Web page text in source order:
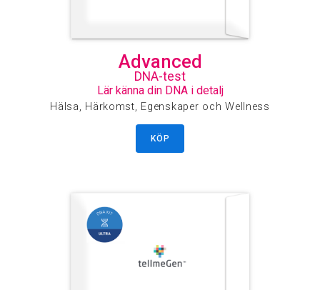
Advanced
DNA-test
Lär känna din DNA i detalj
Hälsa, Härkomst, Egenskaper och Wellness
KÖP